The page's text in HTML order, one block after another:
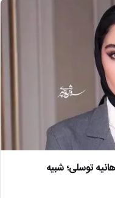
هانیه توسلی؛ شبیه